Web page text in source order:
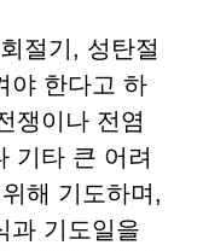
절기, 성탄절
야 한다고 하
쟁이나 전염
기타 큰 어려
해 기도하며,
과 기도일을